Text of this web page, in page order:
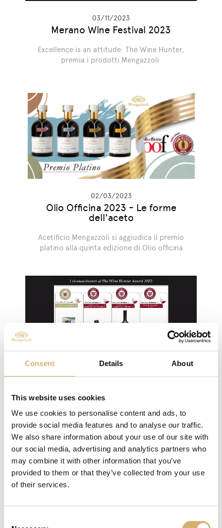
Consent Details About
This website uses cookies
We use cookies to personalise content and ads, to
provide social media features and to analyse our traffic.
We also share information about your use of our site with
our social media, advertising and analytics partners who
may combine it with other information that you’ve
provided to them or that they’ve collected from your use
of their services.
03/11/2023
Merano Wine Festival 2023
Excellence is an attitude: The Wine Hunter,
premia i prodotti Mengazzoli
02/03/2023
Olio Officina 2023 - Le forme
dell'aceto
Acetificio Mengazzoli si aggiudica il premio
platino alla quinta edizione di Olio officina
13/09/2022
Excellence is an attitude: The Wine Hunter,
premia i prodotti Mengazzoli